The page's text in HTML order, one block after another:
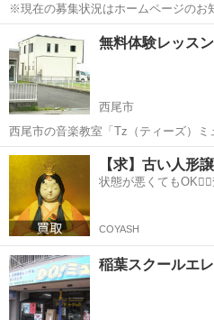
※現在の募集状況はホームページのお知
--------------------------------- ■趣味のギター演奏をレベルアップしたい方、
これからギターを初めてみたい...
愛知 豊川駅
無料体験レッスン
西尾市
西尾市の音楽教室「Tz（ティーズ）ミ
アノ・サックスをはじめ、ギター・ベ
レレなどに興味のある皆様！ 老若男
愛知 西尾市 ギター 音楽教室
【求】古い人形
状態が悪くても
COYASH
稲葉スクールエ